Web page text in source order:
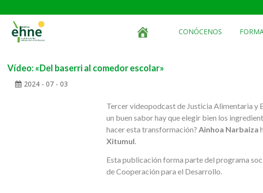
CONÓCENOS
Vídeo: «Del baserri al comedor escolar»
2024 - 07 - 03
Tercer videopodcast de Justicia Alimentaria
un buen sabor hay que elegir bien los
hacer esta transformación? Ainhoa Narbaiza
Xitumul.
Esta publicación forma parte del programa
de Cooperación para el Desarrollo.